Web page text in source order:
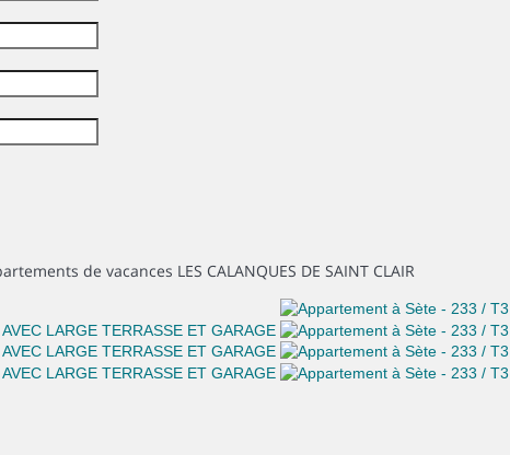
de vacances LES CALANQUES DE SAINT CLAIR